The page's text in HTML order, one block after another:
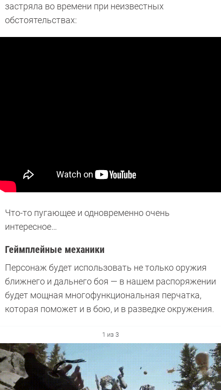
застряла во времени при неизвестных
обстоятельствах:
Что-то пугающее и одновременно очень
интересное…
Геймплейные механики
Персонаж будет использовать не только оружия
ближнего и дальнего боя — в нашем распоряжении
будет мощная многофункциональная перчатка,
которая поможет и в бою, и в разведке окружения.
1 из 3